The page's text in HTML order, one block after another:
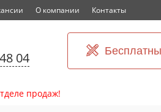
О компании Контакты
04
продаж!